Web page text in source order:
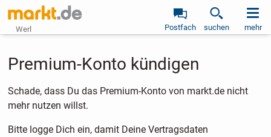
Werl Postfach suchen mehr
Premium-Konto kündigen
Schade, dass Du das Premium-Konto von markt.de nicht
mehr nutzen willst.
Bitte logge Dich ein, damit Deine Vertragsdaten